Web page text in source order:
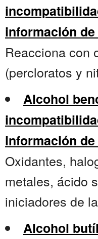
información
Reacciona con
(percloratos y
Alcohol
información
Oxidantes,
metales, ácido
iniciadores de
Alcohol